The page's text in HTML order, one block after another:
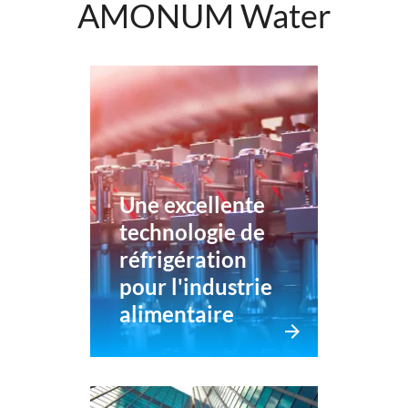
AMONUM Water
Une excellente
technologie de
réfrigération
pour l'industrie
alimentaire
arrow_forward